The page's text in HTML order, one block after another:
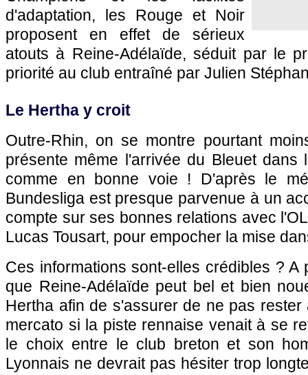
d'adaptation, les Rouge et Noir
proposent en effet de sérieux
atouts à Reine-Adélaïde, séduit par le
priorité au club entraîné par Julien
Le Hertha y croit
Outre-Rhin, on se montre pourtant
présente même l'arrivée du Bleuet dans
comme en bonne voie ! D'après le
Bundesliga est presque parvenue à un
compte sur ses bonnes relations avec
Lucas Tousart, pour empocher la mise
Ces informations sont-elles crédibles ? A
que Reine-Adélaïde peut bel et bien
Hertha afin de s'assurer de ne pas
mercato si la piste rennaise venait à se
le choix entre le club breton et son
Lyonnais ne devrait pas hésiter trop